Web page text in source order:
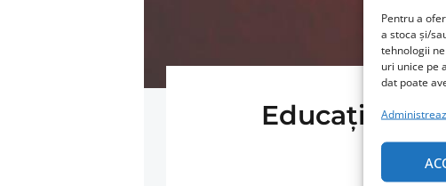
Pentru a
a stoca și/
tehnologii
uri unice pe
dat poate
Educaţia
13